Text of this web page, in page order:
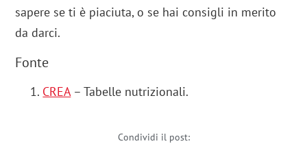
sapere se ti è piaciuta, o se hai consigli in merito
da darci.
Fonte
CREA– Tabelle nutrizionali.
Condividi il post: